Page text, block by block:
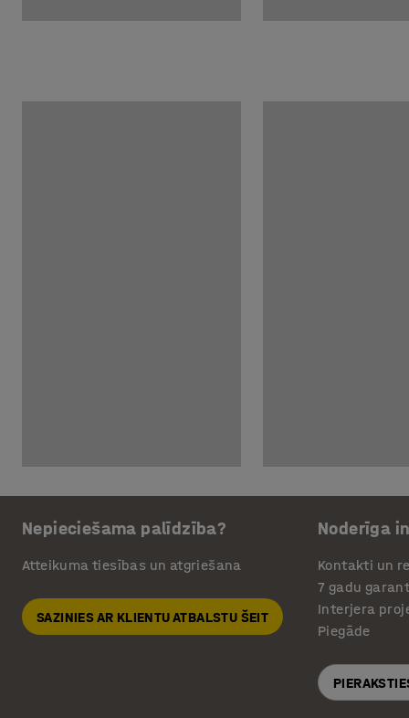
Nepieciešama palīdzība?
Atteikuma tiesības un atgriešana
SAZINIES AR KLIENTU ATBALSTU ŠEIT
Noderīga
Kontakti un
7 gadu
Interjera
Piegāde